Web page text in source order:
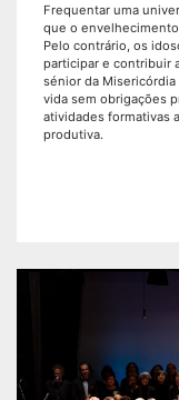
Frequentar uma
que o
Pelo contrário, os
participar e contribuir
sénior da Misericórdia
vida sem obrigações
atividades formativas
produtiva.